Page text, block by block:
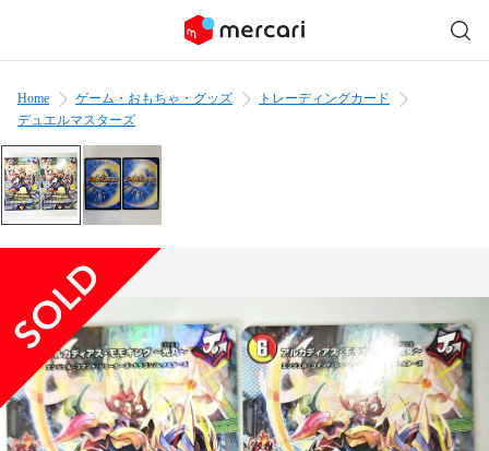
Home ゲーム・おもちゃ・グッズ
トレーディングカード
デュエルマスターズ